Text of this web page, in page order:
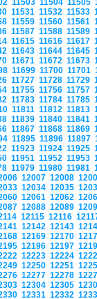
11503 11504 11505
11531 11532 11533
11559 11560 11561
11587 11588 11589
11615 11616 11617
11643 11644 11645
11671 11672 11673
11699 11700 11701
11727 11728 11729
11755 11756 11757
11783 11784 11785
11811 11812 11813
11839 11840 11841
11867 11868 11869
11895 11896 11897
11923 11924 11925
11951 11952 11953
11979 11980 11981
12007 12008
12034 12035
12061 12062
12088 12089
12115 12116
12142 12143
12169 12170
12196 12197
12223 12224
12250 12251
12277 12278
12304 12305
12331 12332